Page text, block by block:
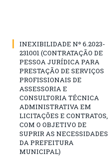
INEXIBILIDADE Nº 6.2023-
231001 (CONTRATAÇÃO DE
PESSOA JURÍDICA PARA
PRESTAÇÃO DE SERVIÇOS
PROFISSIONAIS DE
ASSESSORIA E
CONSULTORIA TÉCNICA
ADMINISTRATIVA EM
LICITAÇÕES E CONTRATOS,
COM O OBJETIVO DE
SUPRIR AS NECESSIDADES
DA PREFEITURA
MUNICIPAL)